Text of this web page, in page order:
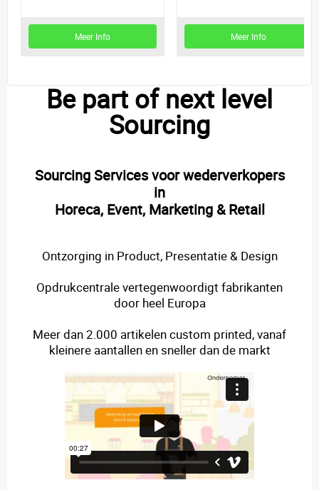
Meer Info Meer Info
Be part of next level
Sourcing
Sourcing Services voor wederverkopers
in
Horeca, Event, Marketing & Retail
Ontzorging in Product, Presentatie & Design
Opdrukcentrale vertegenwoordigt fabrikanten
door heel Europa
Meer dan 2.000 artikelen custom printed, vanaf
kleinere aantallen en sneller dan de markt